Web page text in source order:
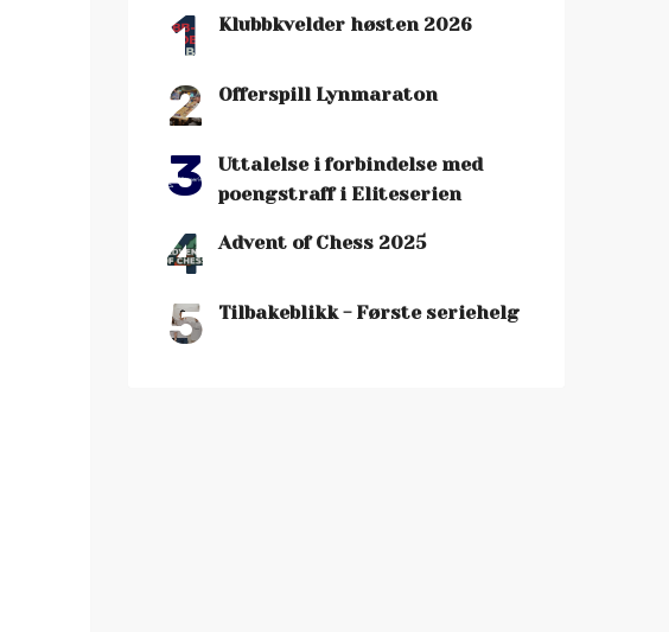
1 Klubbkvelder høsten 2026
2 Offerspill Lynmaraton
3
Uttalelse i forbindelse med
poengstraff i Eliteserien
4 Advent of Chess 2025
5 Tilbakeblikk - Første seriehelg